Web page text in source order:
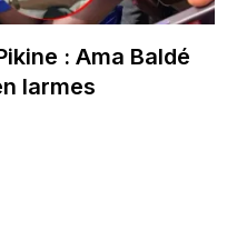
: Ama Baldé
larmes